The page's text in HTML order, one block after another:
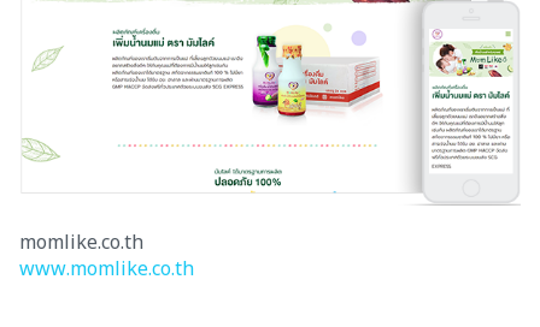
momlike.co.th
www.momlike.co.th